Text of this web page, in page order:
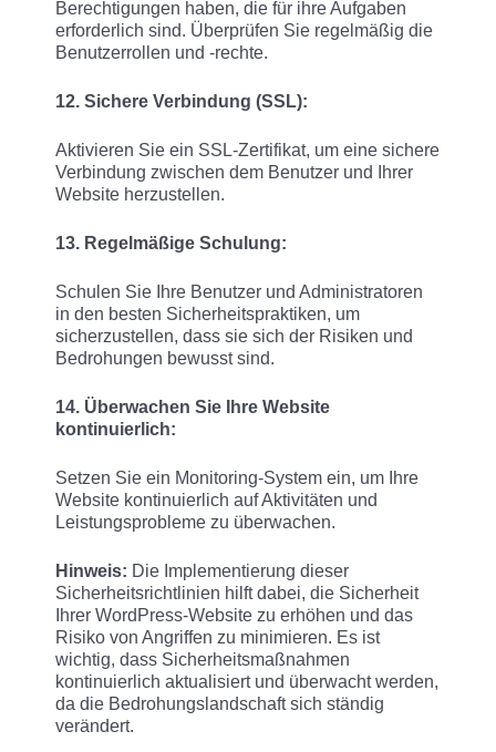
Berechtigungen haben, die für ihre Aufgaben
erforderlich sind. Überprüfen Sie regelmäßig die
Benutzerrollen und -rechte.
12. Sichere Verbindung (SSL):
Aktivieren Sie ein SSL-Zertifikat, um eine sichere
Verbindung zwischen dem Benutzer und Ihrer
Website herzustellen.
13. Regelmäßige Schulung:
Schulen Sie Ihre Benutzer und Administratoren
in den besten Sicherheitspraktiken, um
sicherzustellen, dass sie sich der Risiken und
Bedrohungen bewusst sind.
14. Überwachen Sie Ihre Website
kontinuierlich:
Setzen Sie ein Monitoring-System ein, um Ihre
Website kontinuierlich auf Aktivitäten und
Leistungsprobleme zu überwachen.
Hinweis: Die Implementierung dieser
Sicherheitsrichtlinien hilft dabei, die Sicherheit
Ihrer WordPress-Website zu erhöhen und das
Risiko von Angriffen zu minimieren. Es ist
wichtig, dass Sicherheitsmaßnahmen
kontinuierlich aktualisiert und überwacht werden,
da die Bedrohungslandschaft sich ständig
verändert.